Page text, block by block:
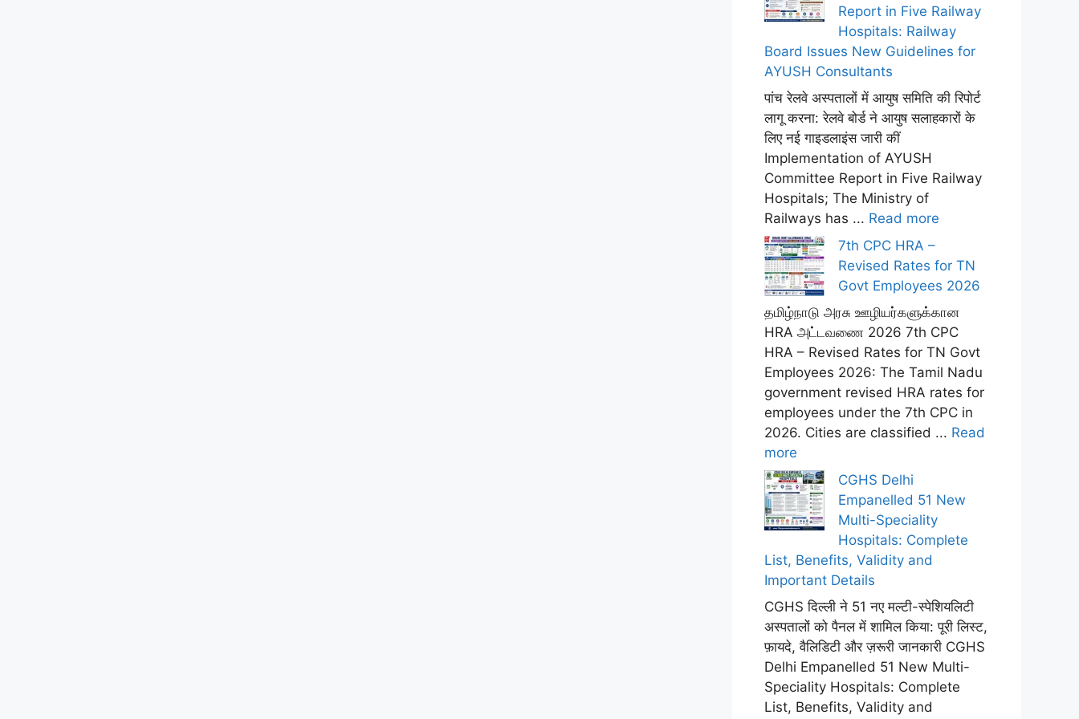
Report in Five Railway
Hospitals: Railway
Board Issues New Guidelines for
AYUSH Consultants
पांच रेलवे अस्पतालों में आयुष समिति की रिपोर्ट
लागू करना: रेलवे बोर्ड ने आयुष सलाहकारों के
लिए नई गाइडलाइंस जारी कीं
Implementation of AYUSH
Committee Report in Five Railway
Hospitals; The Ministry of
Railways has ... Read more
7th CPC HRA –
Revised Rates for TN
Govt Employees 2026
தமிழ்நாடு அரசு ஊழியர்களுக்கான
HRA அட்டவணை 2026 7th CPC
HRA – Revised Rates for TN Govt
Employees 2026: The Tamil Nadu
government revised HRA rates for
employees under the 7th CPC in
2026. Cities are classified ... Read
more
CGHS Delhi
Empanelled 51 New
Multi-Speciality
Hospitals: Complete
List, Benefits, Validity and
Important Details
CGHS दिल्ली ने 51 नए मल्टी-स्पेशियलिटी
अस्पतालों को पैनल में शामिल किया: पूरी लिस्ट,
फ़ायदे, वैलिडिटी और ज़रूरी जानकारी CGHS
Delhi Empanelled 51 New Multi-
Speciality Hospitals: Complete
List, Benefits, Validity and